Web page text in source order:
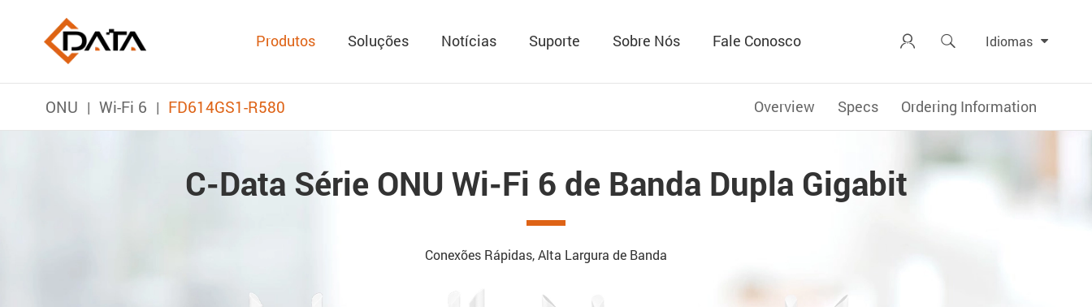
Produtos Soluções Notícias Suporte Sobre Nós Fale Conosco   Idiomas
ONU Wi-Fi 6 FD614GS1-R580 Overview Specs Ordering Information
C-Data Série ONU Wi-Fi 6 de Banda Dupla Gigabit
Conexões Rápidas, Alta Largura de Banda